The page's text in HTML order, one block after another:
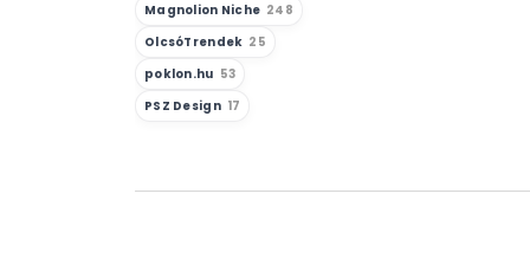
Magnolion Niche 248
OlcsóTrendek 25
poklon.hu 53
PSZ Design 17